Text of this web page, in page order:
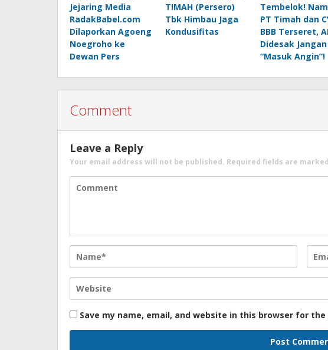
Jejaring Media
RadakBabel.com
Dilaporkan Agoeng
Noegroho ke
Dewan Pers
TIMAH (Persero)
Tbk Himbau Jaga
Kondusifitas
Tembelok!
PT Timah dan
BBB Terseret,
Didesak Jangan
“Masuk Angin”!
Comment
Leave a Reply
Your email address will not be published. Required fields are marked
Save my name, email, and website in this browser for